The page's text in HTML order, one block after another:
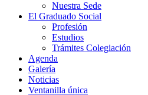
Nuestra Sede
El Graduado Social
Profesión
Estudios
Trámites Colegiación
Agenda
Galería
Noticias
Ventanilla única